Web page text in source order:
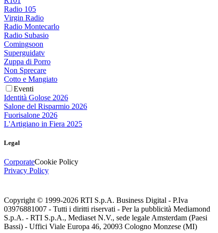
Radio 105
Virgin Radio
Radio Montecarlo
Radio Subasio
Comingsoon
Superguidatv
Zuppa di Porro
Non Sprecare
Cotto e Mangiato
Eventi
Identità Golose 2026
Salone del Risparmio 2026
Fuorisalone 2026
L'Artigiano in Fiera 2025
Legal
CorporateCookie Policy
Privacy Policy
Copyright © 1999-2026 RTI S.p.A. Business Digital - P.Iva
03976881007 - Tutti i diritti riservati - Per la pubblicità Mediamond
S.p.A. - RTI S.p.A., Mediaset N.V., sede legale Amsterdam (Paesi
Bassi) - Uffici Viale Europa 46, 20093 Cologno Monzese (MI)